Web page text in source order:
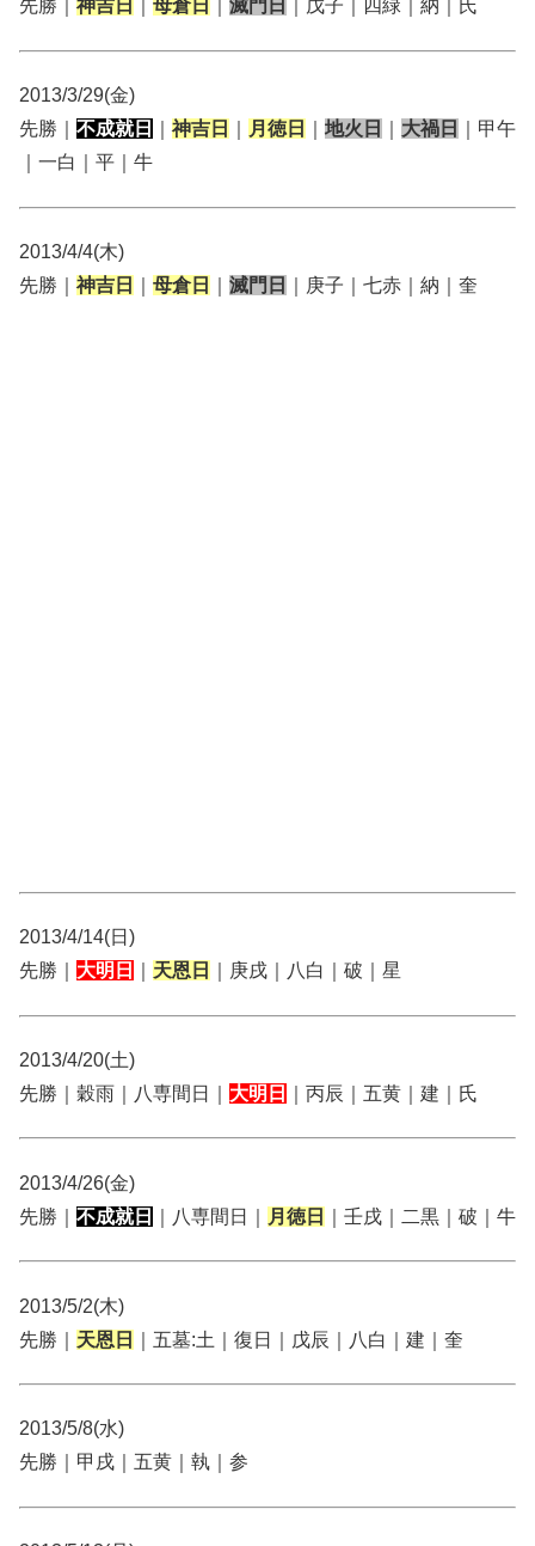
先勝｜ 神吉日 母倉日 滅門日 ｜戊子｜四緑｜納｜氏
2013/3/29(金)
先勝｜ 不成就日 神吉日 月徳日 地火日 大禍日
｜甲午
｜一白｜平｜牛
2013/4/4(木)
先勝｜ 神吉日 母倉日 滅門日 ｜庚子｜七赤｜納｜奎
2013/4/14(日)
先勝｜ 大明日 天恩日 ｜庚戌｜八白｜破｜星
2013/4/20(土)
先勝｜穀雨｜八専間日｜ 大明日 ｜丙辰｜五黄｜建｜氏
2013/4/26(金)
先勝｜ 不成就日 ｜八専間日｜ 月徳日 ｜壬戌｜二黒｜破｜牛
2013/5/2(木)
先勝｜ 天恩日 ｜五墓:土｜復日｜戊辰｜八白｜建｜奎
2013/5/8(水)
先勝｜甲戌｜五黄｜執｜参